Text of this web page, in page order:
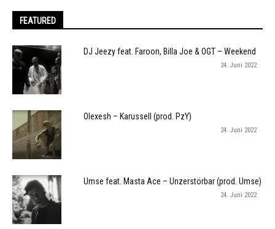
FEATURED
DJ Jeezy feat. Faroon, Billa Joe & OGT – Weekend
24. Juni 2022
Olexesh – Karussell (prod. PzY)
24. Juni 2022
Umse feat. Masta Ace – Unzerstörbar (prod. Umse)
24. Juni 2022